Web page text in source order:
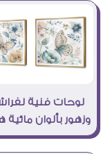
لوحات فنية
وزهور بألوان مائية